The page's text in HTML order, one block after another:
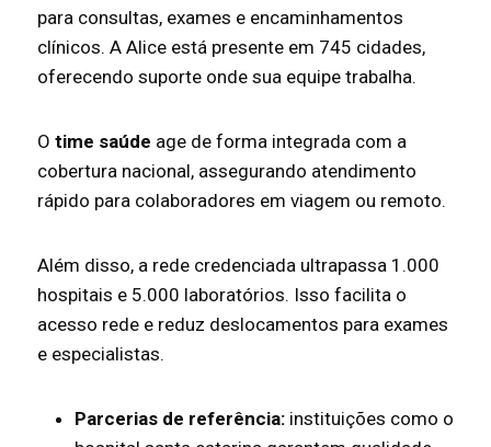
para consultas, exames e encaminhamentos
clínicos. A Alice está presente em 745 cidades,
oferecendo suporte onde sua equipe trabalha.
O time saúde age de forma integrada com a
cobertura nacional, assegurando atendimento
rápido para colaboradores em viagem ou remoto.
Além disso, a rede credenciada ultrapassa 1.000
hospitais e 5.000 laboratórios. Isso facilita o
acesso rede e reduz deslocamentos para exames
e especialistas.
Parcerias de referência: instituições como o